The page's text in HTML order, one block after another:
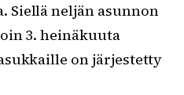
Siellä neljän asunnon
3. heinäkuuta
on järjestetty